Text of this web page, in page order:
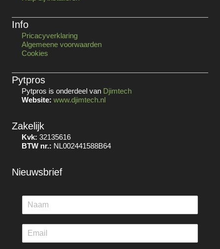
Info
Pricacyverklaring
Algemeene voorwaarden
Cookies
Pytpros
Pytpros is onderdeel van Djimtech
Website: www.djimtech.nl
Zakelijk
Kvk: 32135616
BTW nr.: NL002441588B64
Nieuwsbrief